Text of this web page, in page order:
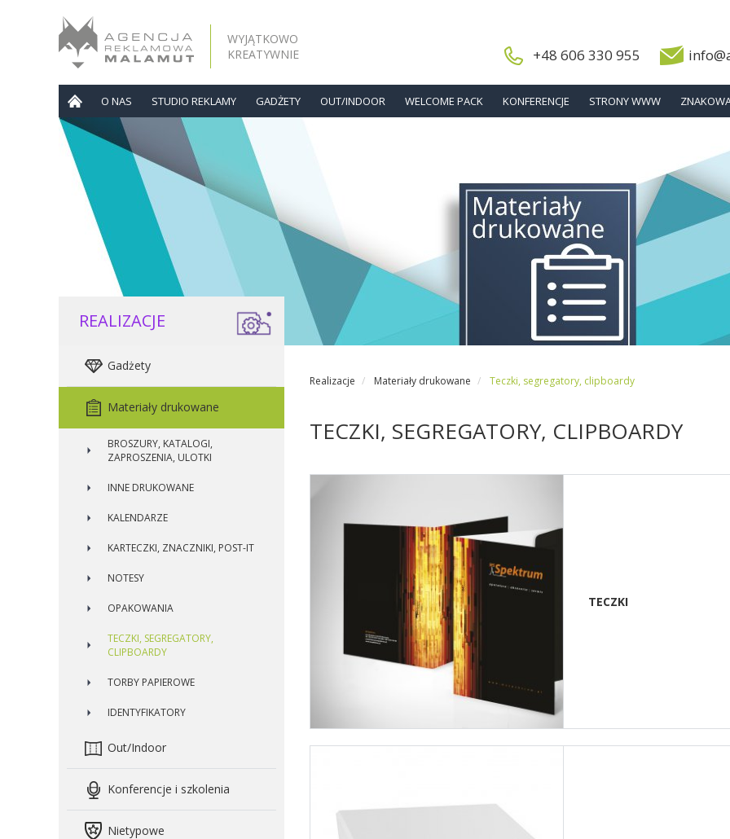
WYJĄTKOWO
KREATYWNIE
+48 606 330 955
O NAS STUDIO REKLAMY GADŻETY OUT/INDOOR WELCOME PACK KONFERENCJE STRONY WWW
REALIZACJE
Gadżety
Materiały drukowane
BROSZURY, KATALOGI,
ZAPROSZENIA, ULOTKI
INNE DRUKOWANE
KALENDARZE
KARTECZKI, ZNACZNIKI, POST-IT
NOTESY
OPAKOWANIA
TECZKI, SEGREGATORY,
CLIPBOARDY
TORBY PAPIEROWE
IDENTYFIKATORY
Out/Indoor
Konferencje i szkolenia
Nietypowe
Realizacje Materiały drukowane Teczki, segregatory, clipboardy
TECZKI, SEGREGATORY, CLIPBOARDY
TECZKI